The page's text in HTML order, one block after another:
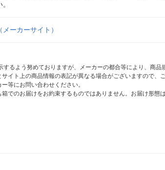
ーカーサイト）
るよう努めておりますが、メーカーの都合等により、商
イト上の商品情報の表記が異なる場合がございますので
等にお問い合わせください。
でのお届けをお約束するものではありません。お届け形態